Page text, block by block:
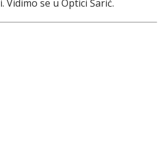
se u Optici Šarić.